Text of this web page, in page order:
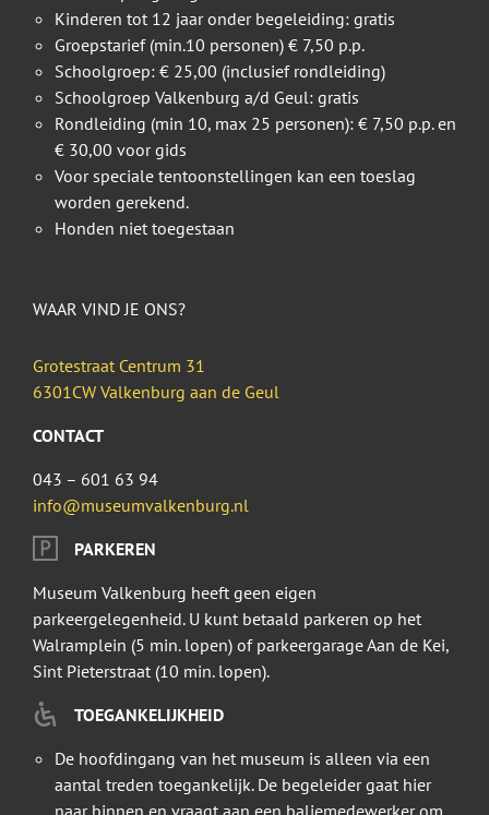
Kinderen tot 12 jaar onder begeleiding: gratis
Groepstarief (min.10 personen) € 7,50 p.p.
Schoolgroep: € 25,00 (inclusief rondleiding)
Schoolgroep Valkenburg a/d Geul: gratis
Rondleiding (min 10, max 25 personen): € 7,50 p.p. en
€ 30,00 voor gids
Voor speciale tentoonstellingen kan een toeslag
worden gerekend.
Honden niet toegestaan
WAAR VIND JE ONS?
Grotestraat Centrum 31
6301CW Valkenburg aan de Geul
CONTACT
043 – 601 63 94
info@museumvalkenburg.nl
PARKEREN
Museum Valkenburg heeft geen eigen
parkeergelegenheid. U kunt betaald parkeren op het
Walramplein (5 min. lopen) of parkeergarage Aan de Kei,
Sint Pieterstraat (10 min. lopen).
TOEGANKELIJKHEID
De hoofdingang van het museum is alleen via een
aantal treden toegankelijk. De begeleider gaat hier